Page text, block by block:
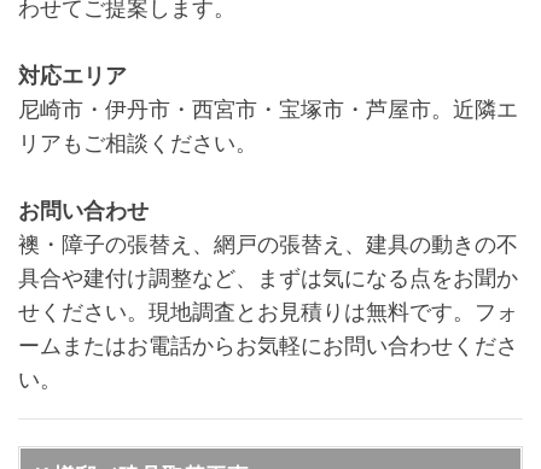
わせてご提案します。
対応エリア
尼崎市・伊丹市・西宮市・宝塚市・芦屋市。近隣エ
リアもご相談ください。
お問い合わせ
襖・障子の張替え、網戸の張替え、建具の動きの不
具合や建付け調整など、まずは気になる点をお聞か
せください。現地調査とお見積りは無料です。フォ
ームまたはお電話からお気軽にお問い合わせくださ
い。